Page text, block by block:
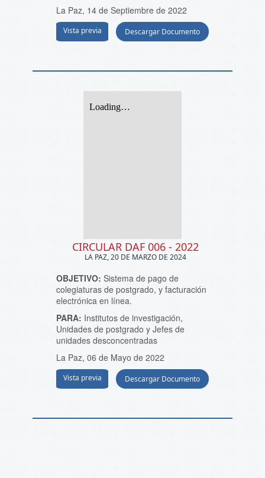
La Paz, 14 de Septiembre de 2022
Vista previa Descargar Documento
CIRCULAR DAF 006 - 2022
LA PAZ, 20 DE MARZO DE 2024
OBJETIVO: Sistema de pago de
colegiaturas de postgrado, y facturación
electrónica en línea.
PARA: Institutos de investigación,
Unidades de postgrado y Jefes de
unidades desconcentradas
La Paz, 06 de Mayo de 2022
Vista previa Descargar Documento